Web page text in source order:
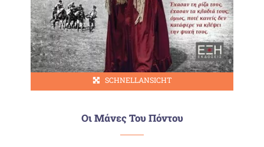
SCHNELLANSICHT
Οι Μάνες Του Πόντου